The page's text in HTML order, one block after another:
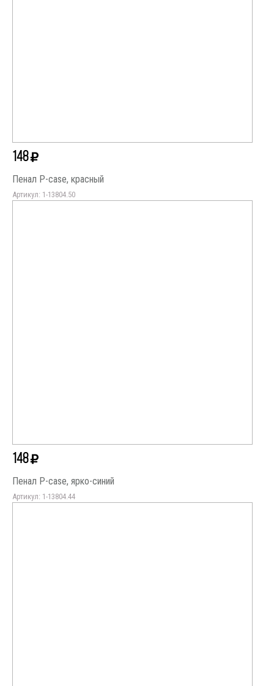
148
Пенал P-case, красный
Артикул: 1-13804.50
148
Пенал P-case, ярко-синий
Артикул: 1-13804.44